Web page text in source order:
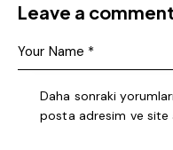
Leave a comment
Daha sonraki
posta adresim ve site